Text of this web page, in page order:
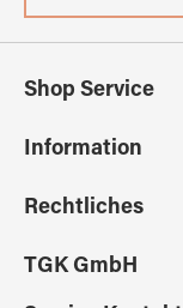
Shop Service
Information
Rechtliches
TGK GmbH